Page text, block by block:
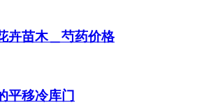
卉苗木＿芍药价格
移冷库门